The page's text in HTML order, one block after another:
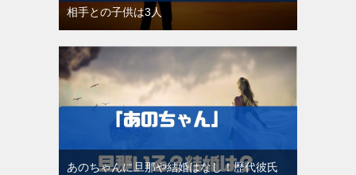
相手との子供は3人
あのちゃんに旦那や結婚はなし！歴代彼氏